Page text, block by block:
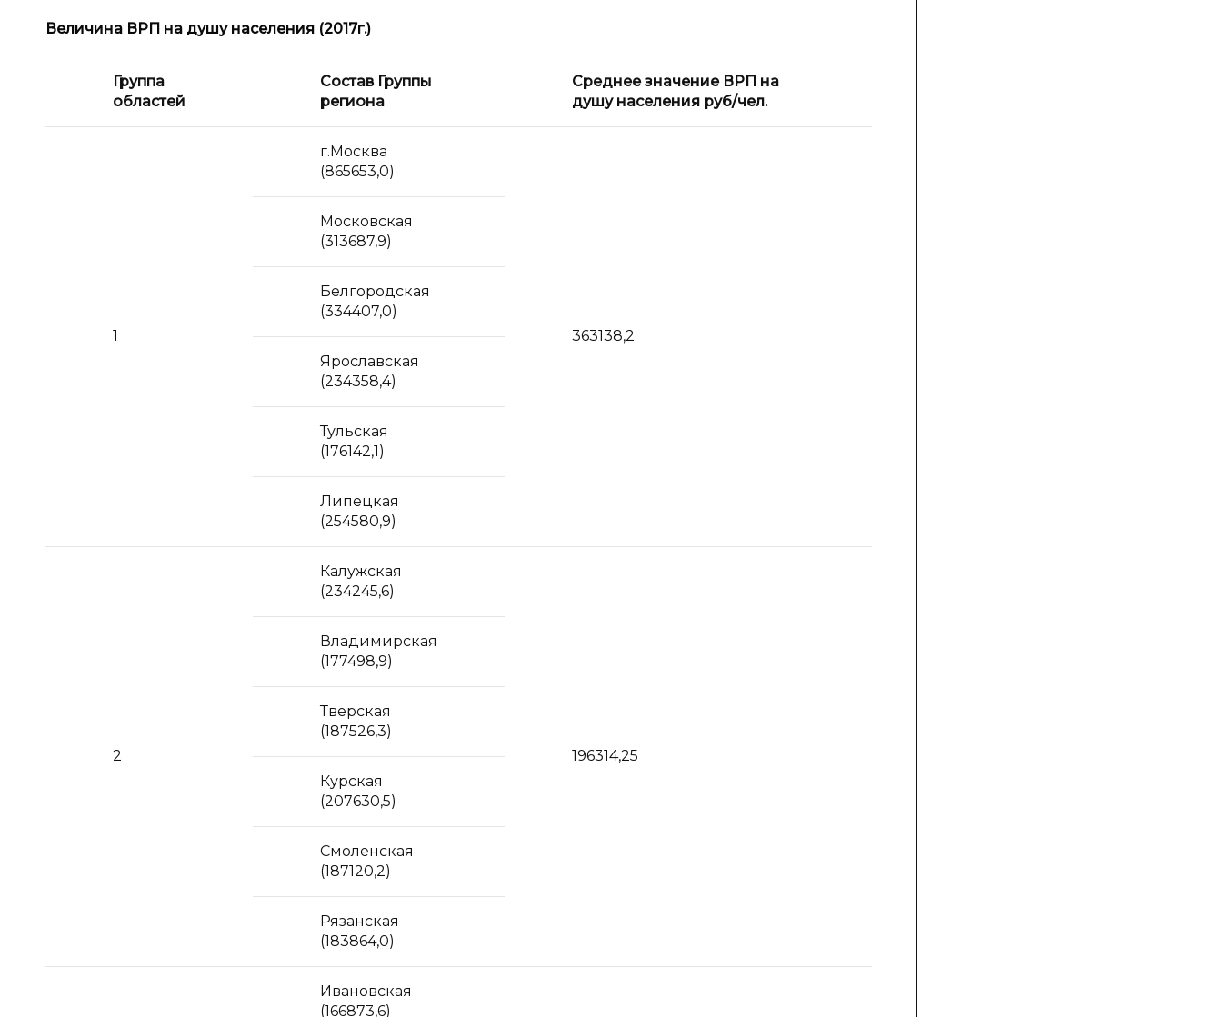
Величина ВРП на душу населения (2017г.)
Группа
областей
Состав Группы
региона
Среднее значение ВРП на
душу населения руб/чел.
1
г.Москва
(865653,0)
363138,2
Московская
(313687,9)
Белгородская
(334407,0)
Ярославская
(234358,4)
Тульская
(176142,1)
Липецкая
(254580,9)
2
Калужская
(234245,6)
196314,25
Владимирская
(177498,9)
Тверская
(187526,3)
Курская
(207630,5)
Смоленская
(187120,2)
Рязанская
(183864,0)
Ивановская
(166873,6)